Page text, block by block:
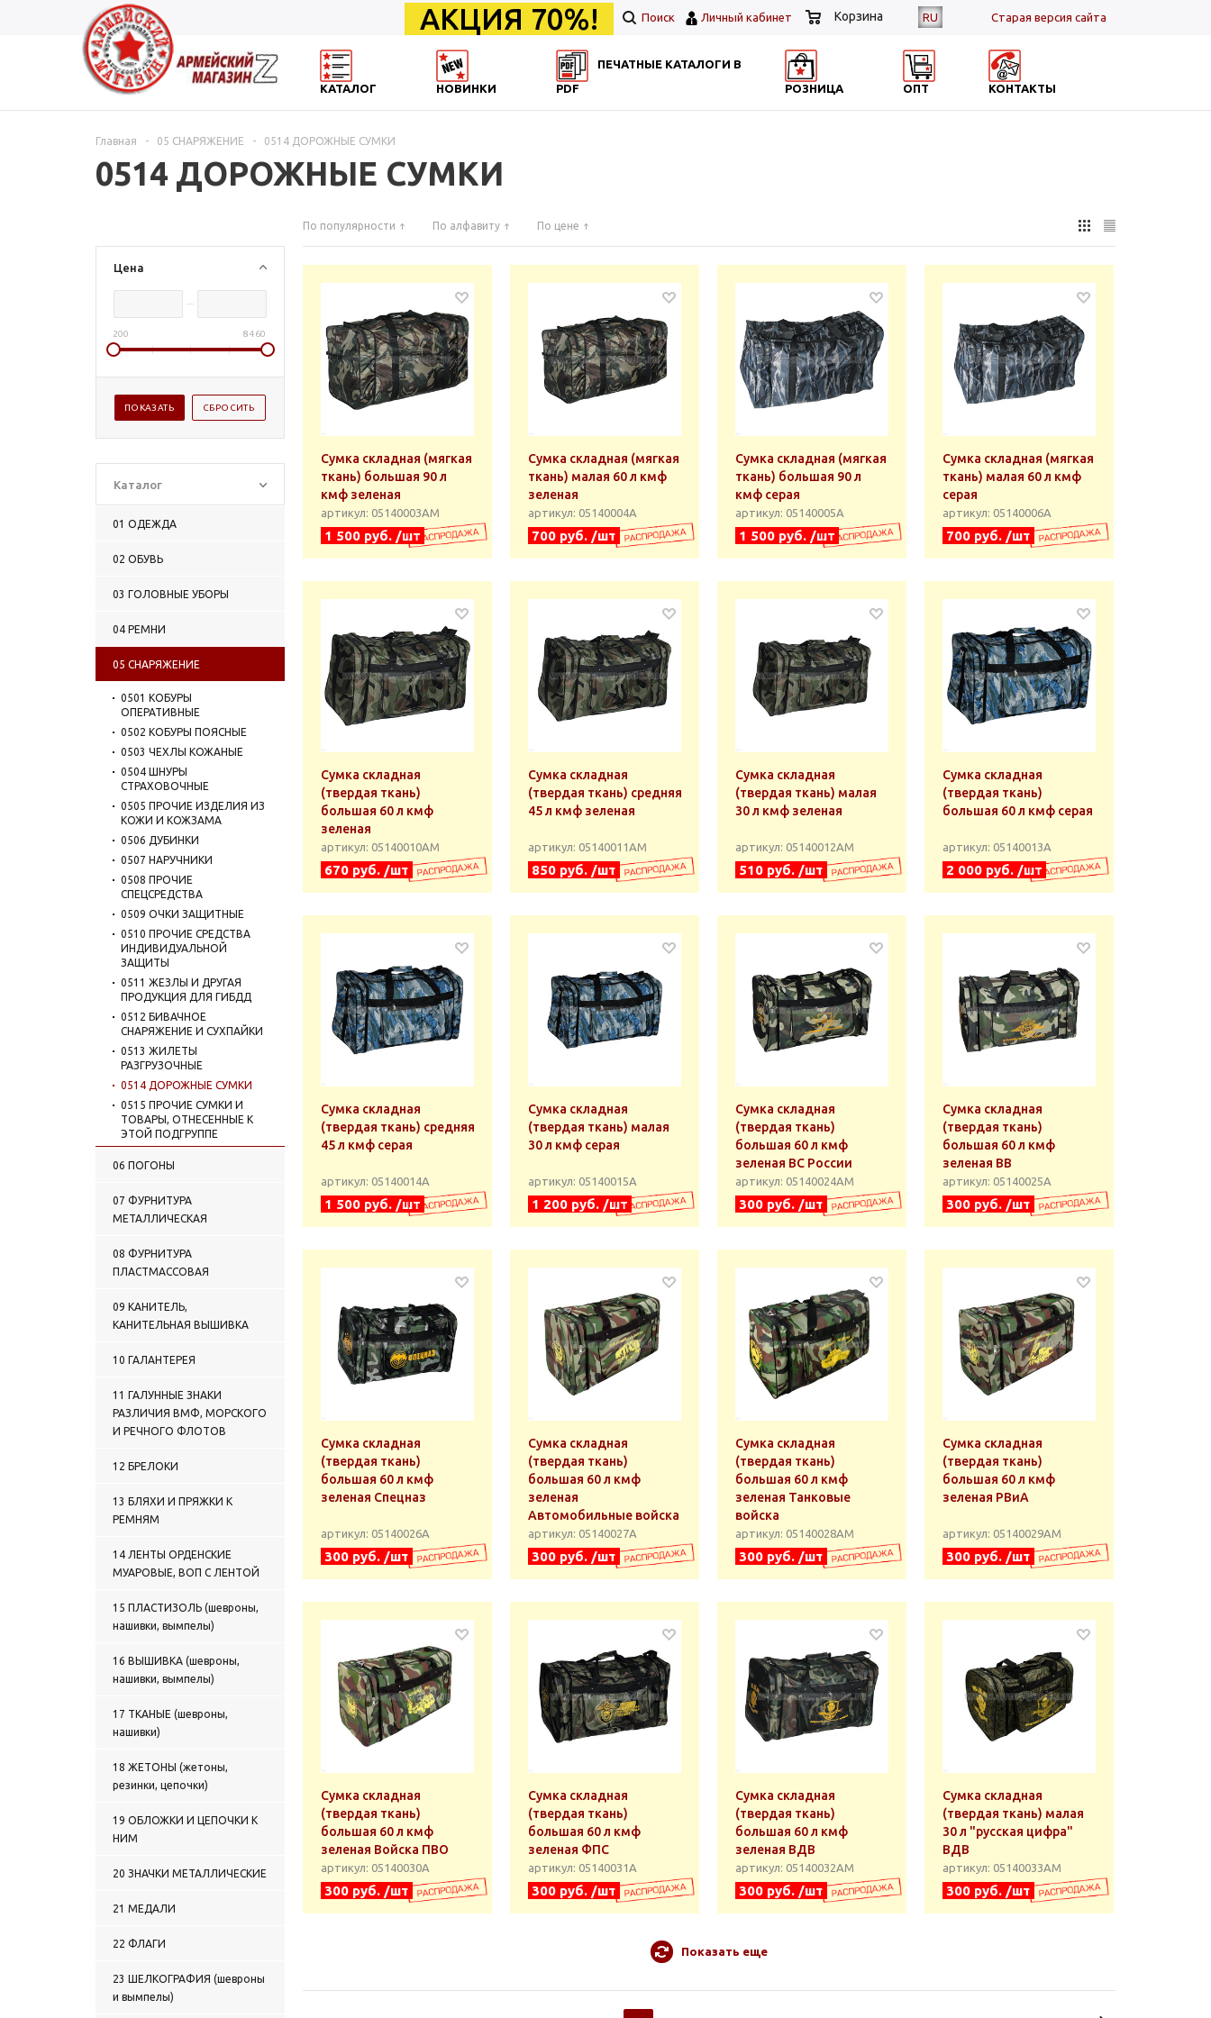
RU Cтарая версия сайта
АКЦИЯ 70%! Поиск Личный кабинет Корзина
КАТАЛОГ НОВИНКИ
ПЕЧАТНЫЕ КАТАЛОГИ В
PDF
РОЗНИЦА ОПТ КОНТАКТЫ
Главная - 05 СНАРЯЖЕНИЕ - 0514 ДОРОЖНЫЕ СУМКИ
0514 ДОРОЖНЫЕ СУМКИ
Цена
200 8 460
Каталог
01 ОДЕЖДА
02 ОБУВЬ
03 ГОЛОВНЫЕ УБОРЫ
04 РЕМНИ
05 СНАРЯЖЕНИЕ
0501 КОБУРЫ
ОПЕРАТИВНЫЕ
0502 КОБУРЫ ПОЯСНЫЕ
0503 ЧЕХЛЫ КОЖАНЫЕ
0504 ШНУРЫ
СТРАХОВОЧНЫЕ
0505 ПРОЧИЕ ИЗДЕЛИЯ ИЗ
КОЖИ И КОЖЗАМА
0506 ДУБИНКИ
0507 НАРУЧНИКИ
0508 ПРОЧИЕ
СПЕЦСРЕДСТВА
0509 ОЧКИ ЗАЩИТНЫЕ
0510 ПРОЧИЕ СРЕДСТВА
ИНДИВИДУАЛЬНОЙ
ЗАЩИТЫ
0511 ЖЕЗЛЫ И ДРУГАЯ
ПРОДУКЦИЯ ДЛЯ ГИБДД
0512 БИВАЧНОЕ
СНАРЯЖЕНИЕ И СУХПАЙКИ
0513 ЖИЛЕТЫ
РАЗГРУЗОЧНЫЕ
0514 ДОРОЖНЫЕ СУМКИ
0515 ПРОЧИЕ СУМКИ И
ТОВАРЫ, ОТНЕСЕННЫЕ К
ЭТОЙ ПОДГРУППЕ
0517 ЭКИПИРОВКА УМТБС
МОДУЛЬНАЯ
ТРАНСПОРТНО-БОЕВАЯ
0518 ЧЕХЛЫ ТКАНЫЕ
0519 КОТЕЛКИ, ФЛЯГИ,
0520 ПРОЧАЯ ПОСУДА
0521 МАСКИРОВОЧНЫЕ
0522 СИГНАЛЬНЫЕ
0523 КОМПАСЫ
0524 ФОНАРИ
ТОВАРЫ
0527 ЛОПАТЫ И ПИЛЫ
0528 НОЖИ И ЛОПАТЫ
0529 НОЖИ, ЛОПАТЫ,
ТОПОРИКИ НОКС
0531 НОЖИ ЛЕМАКС
06 ПОГОНЫ
07 ФУРНИТУРА
МЕТАЛЛИЧЕСКАЯ
08 ФУРНИТУРА
ПЛАСТМАССОВАЯ
09 КАНИТЕЛЬ,
КАНИТЕЛЬНАЯ ВЫШИВКА
10 ГАЛАНТЕРЕЯ
11 ГАЛУННЫЕ ЗНАКИ
РАЗЛИЧИЯ ВМФ, МОРСКОГО
И РЕЧНОГО ФЛОТОВ
12 БРЕЛОКИ
13 БЛЯХИ И ПРЯЖКИ К
РЕМНЯМ
14 ЛЕНТЫ ОРДЕНСКИЕ
МУАРОВЫЕ, ВОП С ЛЕНТОЙ
15 ПЛАСТИЗОЛЬ (шевроны,
нашивки, вымпелы)
16 ВЫШИВКА (шевроны,
нашивки, вымпелы)
17 ТКАНЫЕ (шевроны,
нашивки)
18 ЖЕТОНЫ (жетоны,
резинки, цепочки)
19 ОБЛОЖКИ И ЦЕПОЧКИ К
НИМ
20 ЗНАЧКИ МЕТАЛЛИЧЕСКИЕ
21 МЕДАЛИ
22 ФЛАГИ
23 ШЕЛКОГРАФИЯ (шевроны
и вымпелы)
По популярности По алфавиту По цене
Сумка складная (мягкая
ткань) большая 90 л
кмф зеленая
артикул: 05140003АМ
1 500 руб. /шт
Сумка складная (мягкая
ткань) малая 60 л кмф
зеленая
артикул: 05140004А
700 руб. /шт
Сумка складная (мягкая
ткань) большая 90 л
кмф серая
артикул: 05140005А
1 500 руб. /шт
Сумка складная (мягкая
ткань) малая 60 л кмф
серая
артикул: 05140006А
700 руб. /шт
Сумка складная
(твердая ткань)
большая 60 л кмф
зеленая
артикул: 05140010АМ
670 руб. /шт
Сумка складная
(твердая ткань) средняя
45 л кмф зеленая
артикул: 05140011АМ
850 руб. /шт
Сумка складная
(твердая ткань) малая
30 л кмф зеленая
артикул: 05140012АМ
510 руб. /шт
Сумка складная
(твердая ткань)
большая 60 л кмф серая
артикул: 05140013А
2 000 руб. /шт
Сумка складная
(твердая ткань) средняя
45 л кмф серая
артикул: 05140014А
1 500 руб. /шт
Сумка складная
(твердая ткань) малая
30 л кмф серая
артикул: 05140015А
1 200 руб. /шт
Сумка складная
(твердая ткань)
большая 60 л кмф
зеленая ВС России
артикул: 05140024АМ
300 руб. /шт
Сумка складная
(твердая ткань)
большая 60 л кмф
зеленая ВВ
артикул: 05140025А
300 руб. /шт
Сумка складная
(твердая ткань)
большая 60 л кмф
зеленая Спецназ
артикул: 05140026А
300 руб. /шт
Сумка складная
(твердая ткань)
большая 60 л кмф
зеленая
Автомобильные войска
артикул: 05140027А
300 руб. /шт
Сумка складная
(твердая ткань)
большая 60 л кмф
зеленая Танковые
войска
артикул: 05140028АМ
300 руб. /шт
Сумка складная
(твердая ткань)
большая 60 л кмф
зеленая РВиА
артикул: 05140029АМ
300 руб. /шт
Сумка складная
(твердая ткань)
большая 60 л кмф
зеленая Войска ПВО
артикул: 05140030А
300 руб. /шт
Сумка складная
(твердая ткань)
большая 60 л кмф
зеленая ФПС
артикул: 05140031А
300 руб. /шт
Сумка складная
(твердая ткань)
большая 60 л кмф
зеленая ВДВ
артикул: 05140032АМ
300 руб. /шт
Сумка складная
(твердая ткань) малая
30 л "русская цифра"
ВДВ
артикул: 05140033АМ
300 руб. /шт
Показать еще